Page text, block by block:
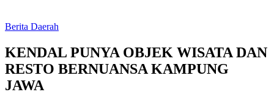
Berita Daerah
KENDAL PUNYA OBJEK WISATA DAN
RESTO BERNUANSA KAMPUNG
JAWA